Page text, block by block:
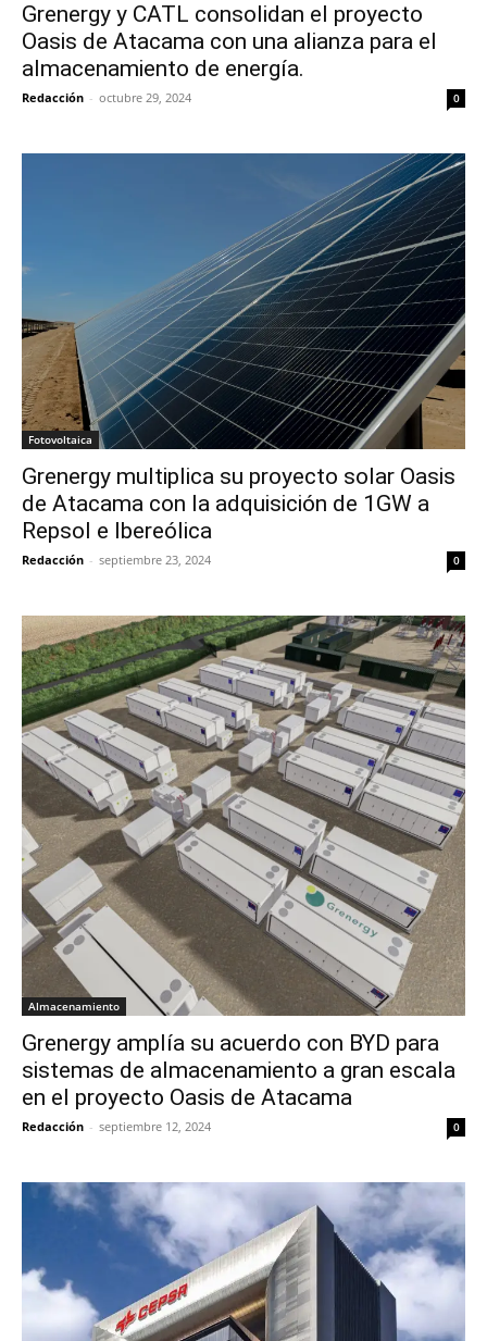
Grenergy y CATL consolidan el proyecto
Oasis de Atacama con una alianza para el
almacenamiento de energía.
Redacción - octubre 29, 2024 0
Fotovoltaica
Grenergy multiplica su proyecto solar Oasis
de Atacama con la adquisición de 1GW a
Repsol e Ibereólica
Redacción - septiembre 23, 2024 0
Almacenamiento
Grenergy amplía su acuerdo con BYD para
sistemas de almacenamiento a gran escala
en el proyecto Oasis de Atacama
Redacción - septiembre 12, 2024 0